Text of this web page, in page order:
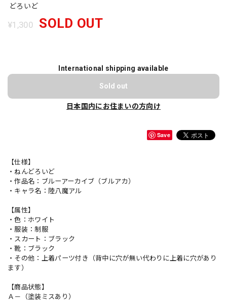
どろいど
¥1,300 SOLD OUT
International shipping available
Sold out
日本国内にお住まいの方向け
Save
【仕様】
・ねんどろいど
・作品名：ブルーアーカイブ（ブルアカ）
・キャラ名：陸八魔アル
【属性】
・色：ホワイト
・服装：制服
・スカート：ブラック
・靴：ブラック
・その他：上着パーツ付き（背中に穴が無い代わりに上着に穴があり
ます）
【商品状態】
Ａ－（塗装ミスあり）